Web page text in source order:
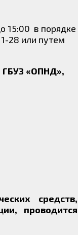
15:00 в порядке
28 или путем
ГБУЗ «ОПНД»,
средств,
проводится